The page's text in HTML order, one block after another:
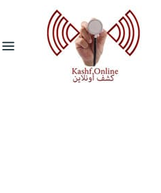
Skip
content